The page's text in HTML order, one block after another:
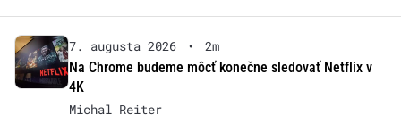
7. augusta 2026 •
2m
Na Chrome budeme môcť konečne sledovať Netflix v
4K
Michal Reiter